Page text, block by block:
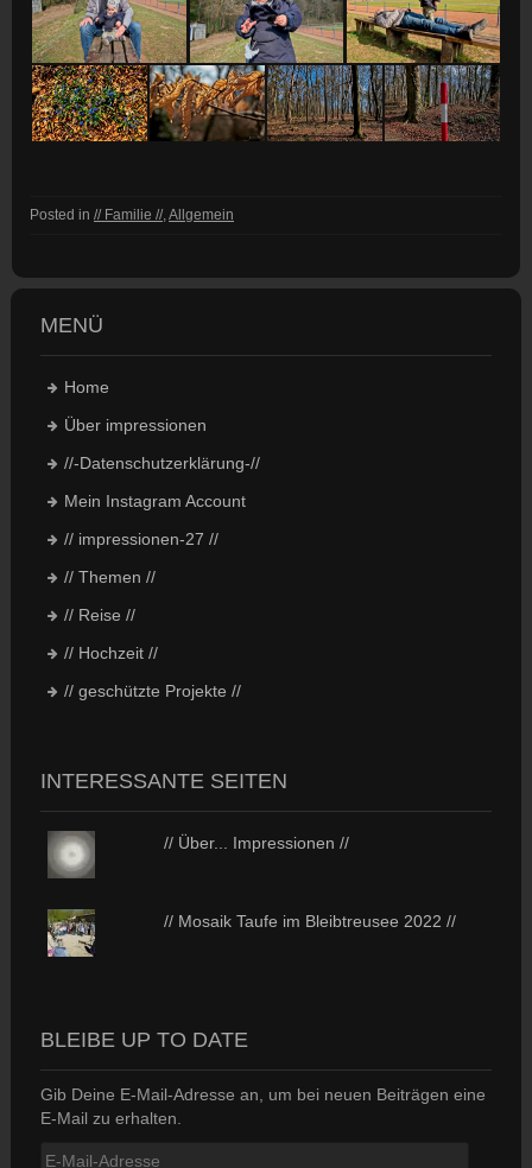
Posted in // Familie //,Allgemein
MENÜ
Home
Über impressionen
//-Datenschutzerklärung-//
Mein Instagram Account
// impressionen-27 //
// Themen //
// Reise //
// Hochzeit //
// geschützte Projekte //
INTERESSANTE SEITEN
// Über... Impressionen //
// Mosaik Taufe im Bleibtreusee 2022 //
BLEIBE UP TO DATE
Gib Deine E-Mail-Adresse an, um bei neuen Beiträgen eine
E-Mail zu erhalten.
E-